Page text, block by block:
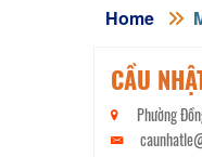
Home
CẦU
Phường